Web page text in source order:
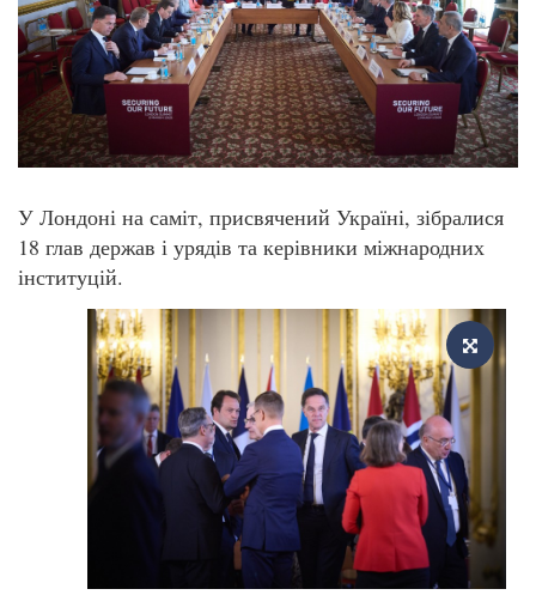
У Лондоні на саміт, присвячений Україні, зібралися
18 глав держав і урядів та керівники міжнародних
інституцій.